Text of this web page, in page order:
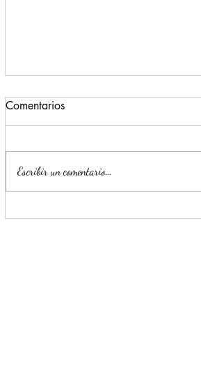
Impulsa Mijes 'Modo
Comentarios
Escribir un comentario...